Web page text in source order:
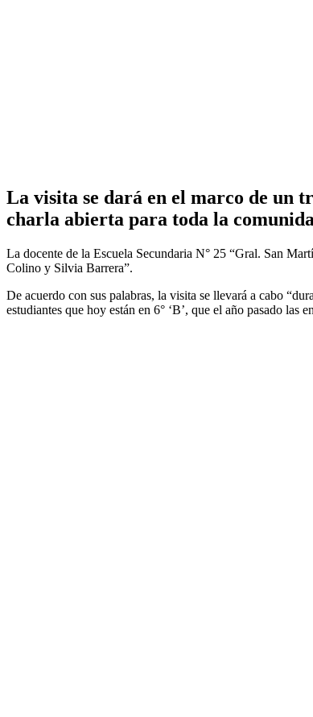
La visita se dará en el marco de un
charla abierta para toda la
La docente de la Escuela Secundaria N° 25 “Gral. San
Colino y Silvia Barrera”.
De acuerdo con sus palabras, la visita se llevará a cabo
estudiantes que hoy están en 6° ‘B’, que el año pasado las